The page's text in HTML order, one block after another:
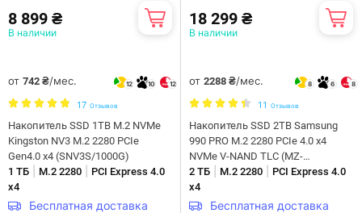
8 899 ₴
В наличии
от 742 ₴/мес. 12 10 12
17 Отзывов
Накопитель SSD 1TB M.2 NVMe
Kingston NV3 M.2 2280 PCIe
Gen4.0 x4 (SNV3S/1000G)
1 ТБ
M.2 2280
PCI Express 4.0
x4
Бесплатная доставка
18 299 ₴
В наличии
от 2288 ₴/мес. 8 6 8
11 Отзывов
Накопитель SSD 2ТB Samsung
990 PRO M.2 2280 PCIe 4.0 x4
NVMe V-NAND TLC (MZ-
V9P2T0BW)
2 ТБ M.2 2280
PCI Express 4.0
x4
Бесплатная доставка